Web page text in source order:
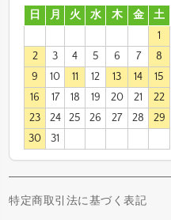
日
月 火 水 木 金
土
1
2
3 4 5 6 7
8
9
10 11 12 13 14
15
16
17 18 19 20 21
22
23
24 25 26 27 28
29
30
31
特定商取引法に基づく表記